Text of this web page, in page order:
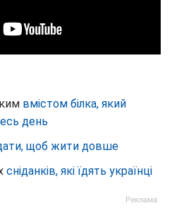
вмістом білка, який
день
щоб жити довше
сніданків, які їдять українці